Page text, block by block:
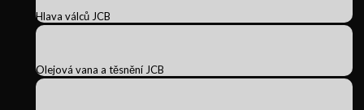
Hlava válců JCB
Olejová vana a těsnění JCB